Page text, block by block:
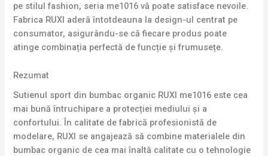
pe stilul fashion, seria me1016 vă poate satisface nevoile.
Fabrica RUXI aderă întotdeauna la design-ul centrat pe
consumator, asigurându-se că fiecare produs poate
atinge combinația perfectă de funcție și frumusețe.
Rezumat
Sutienul sport din bumbac organic RUXI me1016 este cea
mai bună întruchipare a protecției mediului și a
confortului. În calitate de fabrică profesionistă de
modelare, RUXI se angajează să combine materialele din
bumbac organic de cea mai înaltă calitate cu o tehnologie